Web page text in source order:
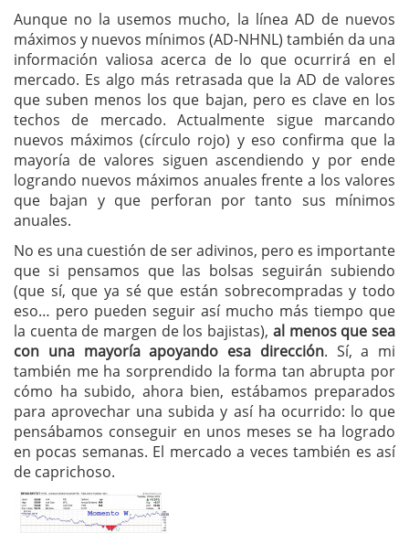
Aunque no la usemos mucho, la línea AD de nuevos
máximos y nuevos mínimos (AD-NHNL) también da una
información valiosa acerca de lo que ocurrirá en el
mercado. Es algo más retrasada que la AD de valores
que suben menos los que bajan, pero es clave en los
techos de mercado. Actualmente sigue marcando
nuevos máximos (círculo rojo) y eso confirma que la
mayoría de valores siguen ascendiendo y por ende
logrando nuevos máximos anuales frente a los valores
que bajan y que perforan por tanto sus mínimos
anuales.
No es una cuestión de ser adivinos, pero es importante
que si pensamos que las bolsas seguirán subiendo
(que sí, que ya sé que están sobrecompradas y todo
eso… pero pueden seguir así mucho más tiempo que
la cuenta de margen de los bajistas), al menos que sea
con una mayoría apoyando esa dirección. Sí, a mi
también me ha sorprendido la forma tan abrupta por
cómo ha subido, ahora bien, estábamos preparados
para aprovechar una subida y así ha ocurrido: lo que
pensábamos conseguir en unos meses se ha logrado
en pocas semanas. El mercado a veces también es así
de caprichoso.